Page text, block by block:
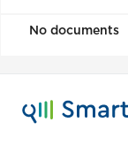
No documents